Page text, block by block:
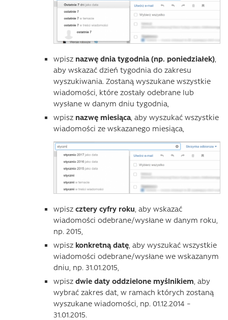
wpisz nazwę dnia tygodnia (np. poniedziałek),
aby wskazać dzień tygodnia do zakresu
wyszukiwania. Zostaną wyszukane wszystkie
wiadomości, które zostały odebrane lub
wysłane w danym dniu tygodnia,
wpisz nazwę miesiąca, aby wyszukać wszystkie
wiadomości ze wskazanego miesiąca,
wpisz cztery cyfry roku , aby wskazać
wiadomości odebrane/wysłane w danym roku,
np. 2015,
wpisz konkretną datę , aby wyszukać wszystkie
wiadomości odebrane/wysłane we wskazanym
dniu, np. 31.01.2015,
wpisz dwie daty oddzielone myślnikiem , aby
wybrać zakres dat, w ramach których zostaną
wyszukane wiadomości, np. 01.12.2014 –
31.01.2015.